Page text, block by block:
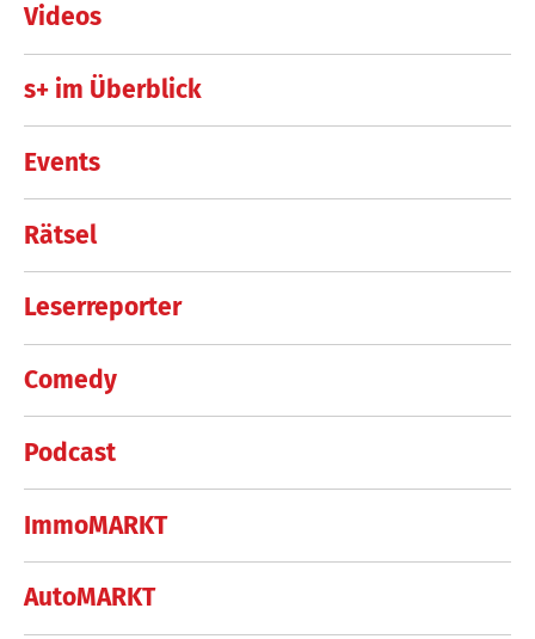
Videos
s+ im Überblick
Events
Rätsel
Leserreporter
Comedy
Podcast
ImmoMARKT
AutoMARKT